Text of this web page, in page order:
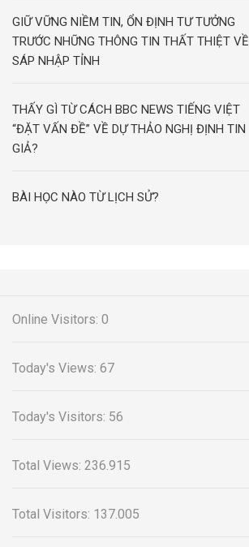
GIỮ VỮNG NIỀM TIN, ỔN ĐỊNH TƯ TƯỞNG
TRƯỚC NHỮNG THÔNG TIN THẤT THIỆT VỀ
SÁP NHẬP TỈNH
THẤY GÌ TỪ CÁCH BBC NEWS TIẾNG VIỆT
“ĐẶT VẤN ĐỀ” VỀ DỰ THẢO NGHỊ ĐỊNH TIN
GIẢ?
BÀI HỌC NÀO TỪ LỊCH SỬ?
Online Visitors:0
Today's Views:67
Today's Visitors: 56
Total Views: 236.915
Total Visitors: 137.005